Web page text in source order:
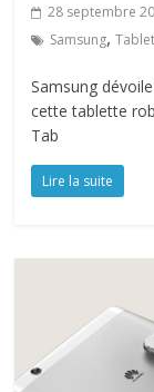
28 septembre
Samsung,
Samsung
cette tablette
Tab
Lire la suite